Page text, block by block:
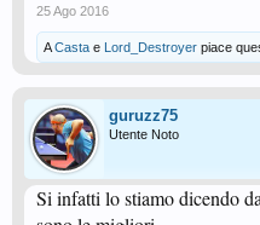
25 Ago 2016
ACasta e Lord_Destroyer piace
guruzz75
Utente Noto
Si infatti lo stiamo dicendo